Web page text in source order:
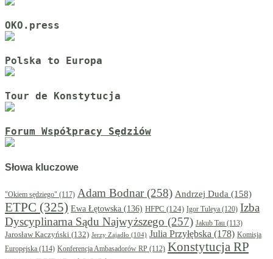
OKO.press
Polska to Europa
Tour de Konstytucja
Forum Współpracy Sędziów
Słowa kluczowe
"Okiem sędziego" (117) Adam Bodnar(258) Andrzej Duda (158)
ETPC (325) Ewa Łętowska (136) HFPC (124) Igor Tuleya (120) Izba
Dyscyplinarna Sądu Najwyższego (257) Jakub Tau (113)
Jarosław Kaczyński (132) Jerzy Zajadło (104) Julia Przyłębska (178) Komisja
Europejska (114) Konferencja Ambasadorów RP (112) Konstytucja RP